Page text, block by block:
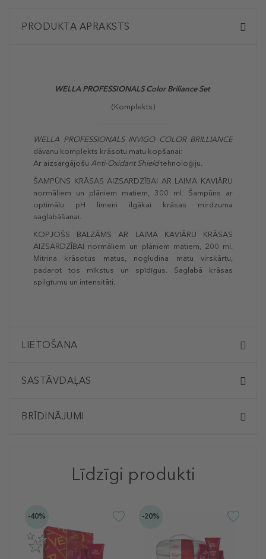
PRODUKTA APRAKSTS
WELLA PROFESSIONALS Color Briliance Set
(Komplekts)
WELLA PROFESSIONALS INVIGO COLOR BRILLIANCE
dāvanu komplekts krāsotu matu kopšanai:
Ar aizsargājošu Anti-Oxidant Shieldtehnoloģiju.
ŠAMPŪNS KRĀSAS AIZSARDZĪBAI AR LAIMA KAVIĀRU
normāliem un plāniem matiem, 300 ml. Šampūns ar
optimālu pH līmeni ilgākai krāsas mirdzuma
saglabāšanai.
KOPJOŠS BALZĀMS AR LAIMA KAVIĀRU KRĀSAS
AIZSARDZĪBAI normāliem un plāniem matiem, 200 ml.
Mitrina krāsotus matus, nogludina matu virskārtu,
padarot tos mīkstus un spīdīgus. Saglabā krāsas
spilgtumu un intensitāti.
LIETOŠANA
SASTĀVDAĻAS
BRĪDINĀJUMI
Līdzīgi produkti
-40% -20%